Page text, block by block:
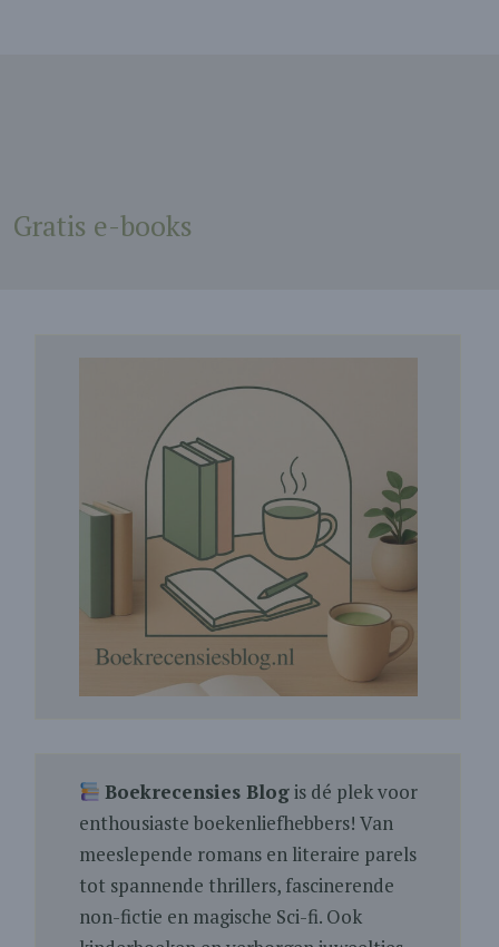
Gratis e-books
Boekrecensies Blogis dé plek voor
enthousiaste boekenliefhebbers! Van
meeslepende romans en literaire parels
tot spannende thrillers, fascinerende
non-fictie en magische Sci-fi. Ook